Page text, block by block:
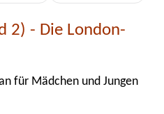
2) - Die London-
für Mädchen und Jungen